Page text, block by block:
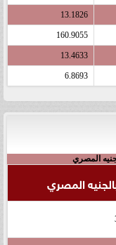
13.1826
160.9055
13.4633
6.8693
المصري
المصري